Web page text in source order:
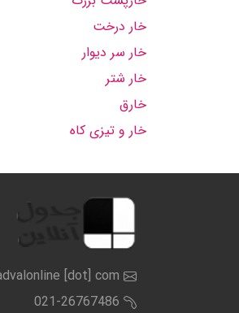
خار درخت
خار سر دیوار
خار شتر
خارق
خار و تیزی کاه
[dot] com
021-26767486